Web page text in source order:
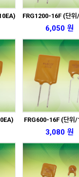
FRG1200-16F (단
6,050 원
FRG600-16F (단위
3,080 원